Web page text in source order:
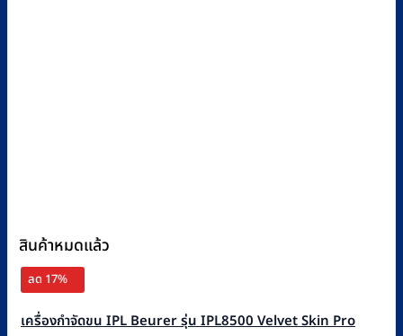
สินค้าหมดแล้ว
ลด 17%
เครื่องกำจัดขน IPL Beurer รุ่น IPL8500 Velvet Skin Pro